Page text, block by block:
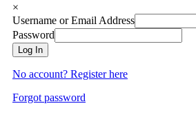
×
Username or Email Address
Password
Log In
No account? Register here
Forgot password